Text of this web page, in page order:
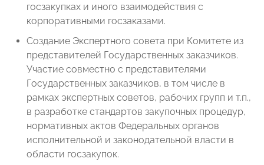
госзакупках и иного взаимодействия с
корпоративными госзаказами.
Создание Экспертного совета при Комитете из
представителей Государственных заказчиков.
Участие совместно с представителями
Государственных заказчиков, в том числе в
рамках экспертных советов, рабочих групп и т.п.,
в разработке стандартов закупочных процедур,
нормативных актов Федеральных органов
исполнительной и законодательной власти в
области госзакупок.